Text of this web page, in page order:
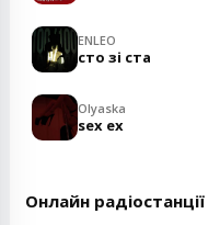
ENLEO
сто зі ста
Olyaska
sex ex
Онлайн радіостанції